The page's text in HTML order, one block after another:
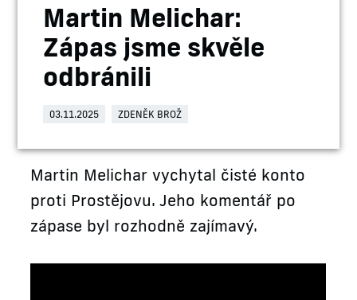
Martin Melichar:
Zápas jsme skvěle
odbránili
03.11.2025 ZDENĚK BROŽ
Martin Melichar vychytal čisté konto
proti Prostějovu. Jeho komentář po
zápase byl rozhodně zajímavý.